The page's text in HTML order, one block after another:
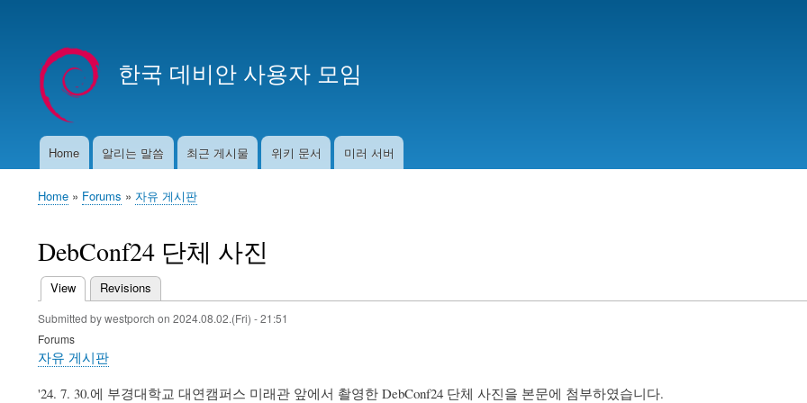
account
menu
한국 데비안 사용자 모임
MainHome 알리는 말씀 최근 게시물 위키 문서 미러 서버
Breadcrumb
Home Forums 자유 게시판
DebConf24 단체 사진
Primary
tabs
View (active tab)
Revisions
Submitted bywestporch on 2024.08.02.(Fri) - 21:51
Forums
자유 게시판
'24. 7. 30.에 부경대학교 대연캠퍼스 미래관 앞에서 촬영한 DebConf24 단체 사진을 본문에 첨부하였습니다.